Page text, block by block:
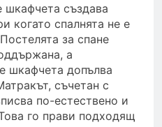
шкафчета създава
когато спалнята не е
за спане
а
шкафчета допълва
съчетан с
по-естествено и
го прави подходящ